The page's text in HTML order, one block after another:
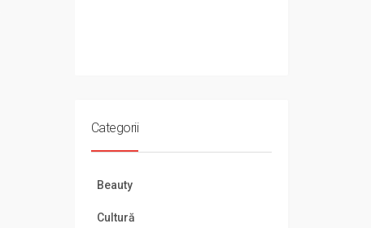
Categorii
Beauty
Cultură